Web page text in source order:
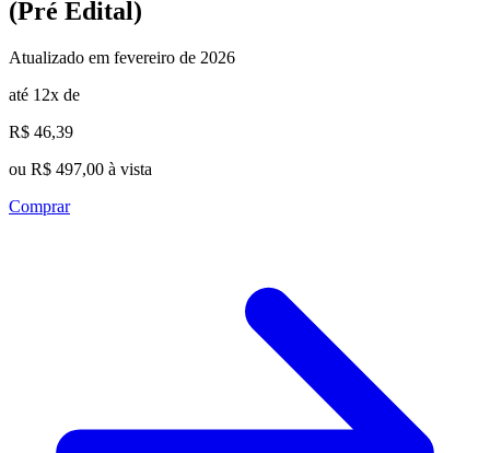
(Pré Edital)
Atualizado em fevereiro de 2026
até 12x de
R$ 46,39
ou R$ 497,00 à vista
Comprar